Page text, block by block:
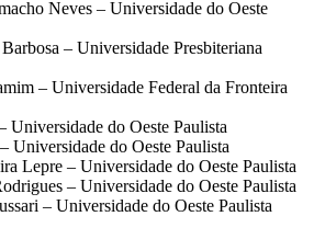
Neves – Universidade do Oeste
– Universidade Presbiteriana
– Universidade Federal da Fronteira
Universidade do Oeste Paulista
Universidade do Oeste Paulista
Lepre – Universidade do Oeste Paulista
– Universidade do Oeste Paulista
– Universidade do Oeste Paulista